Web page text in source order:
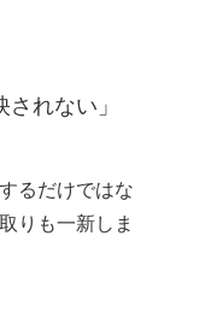
れない」
るだけではな
りも一新しま